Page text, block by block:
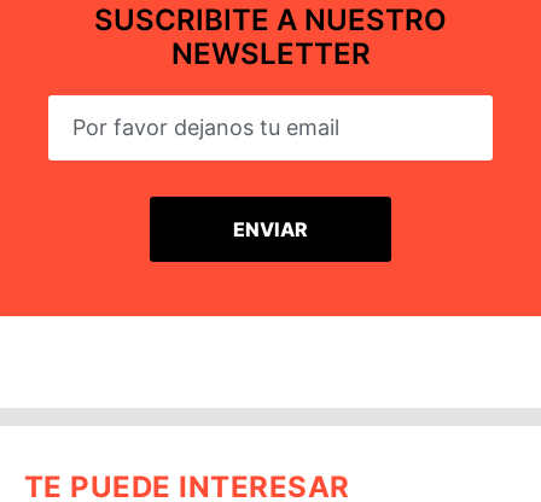
SUSCRIBITE A NUESTRO
NEWSLETTER
TE PUEDE INTERESAR